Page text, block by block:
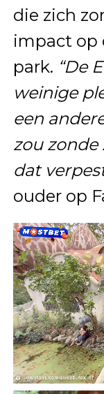
die zich
impact op
park. “De
weinige
een
zou
dat
ouder op